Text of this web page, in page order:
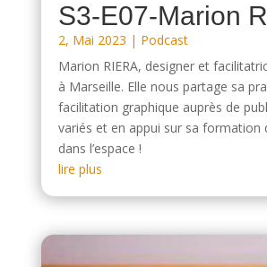
S3-E07-Marion
2, Mai 2023 | Podcast
Marion RIERA, designer et
à Marseille. Elle nous partage sa
facilitation graphique auprès de
variés et en appui sur sa formation
dans l’espace !
lire plus